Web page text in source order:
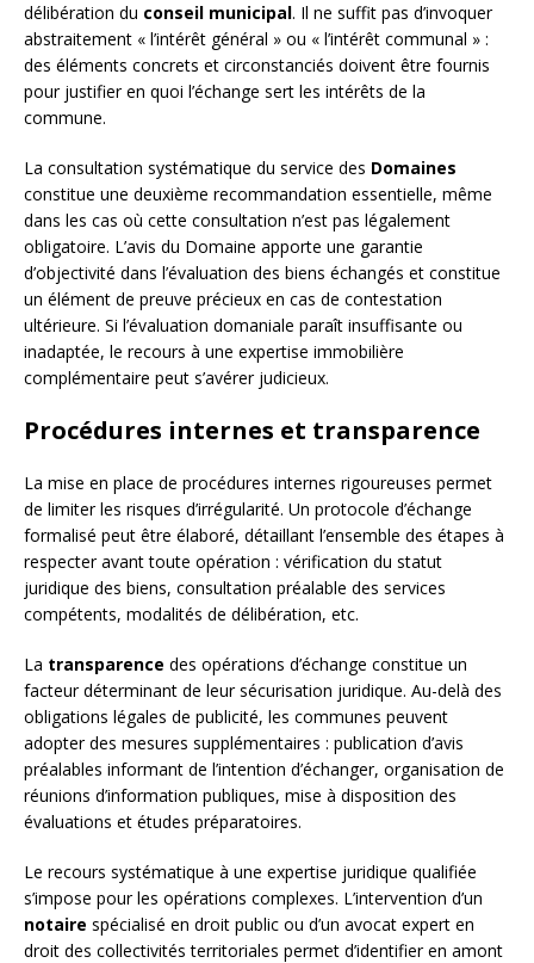
délibération du conseil municipal. Il ne suffit pas d’invoquer
abstraitement « l’intérêt général » ou « l’intérêt communal » :
des éléments concrets et circonstanciés doivent être fournis
pour justifier en quoi l’échange sert les intérêts de la
commune.
La consultation systématique du service des Domaines
constitue une deuxième recommandation essentielle, même
dans les cas où cette consultation n’est pas légalement
obligatoire. L’avis du Domaine apporte une garantie
d’objectivité dans l’évaluation des biens échangés et constitue
un élément de preuve précieux en cas de contestation
ultérieure. Si l’évaluation domaniale paraît insuffisante ou
inadaptée, le recours à une expertise immobilière
complémentaire peut s’avérer judicieux.
Procédures internes et transparence
La mise en place de procédures internes rigoureuses permet
de limiter les risques d’irrégularité. Un protocole d’échange
formalisé peut être élaboré, détaillant l’ensemble des étapes à
respecter avant toute opération : vérification du statut
juridique des biens, consultation préalable des services
compétents, modalités de délibération, etc.
La transparence des opérations d’échange constitue un
facteur déterminant de leur sécurisation juridique. Au-delà des
obligations légales de publicité, les communes peuvent
adopter des mesures supplémentaires : publication d’avis
préalables informant de l’intention d’échanger, organisation de
réunions d’information publiques, mise à disposition des
évaluations et études préparatoires.
Le recours systématique à une expertise juridique qualifiée
s’impose pour les opérations complexes. L’intervention d’un
notaire spécialisé en droit public ou d’un avocat expert en
droit des collectivités territoriales permet d’identifier en amont